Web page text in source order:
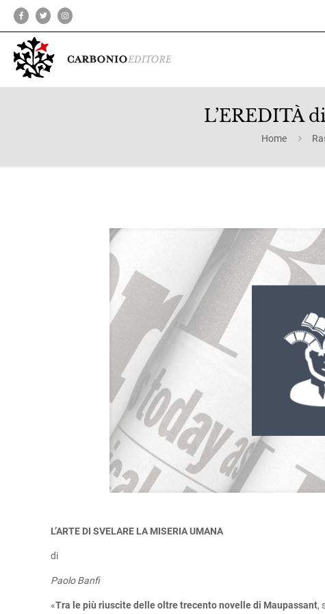
L’EREDITÀ
Home
L’ARTE DI SVELARE LA MISERIA UMANA
di
Paolo Banfi
«Tra le più riuscite delle oltre trecento novelle di Maupassant,